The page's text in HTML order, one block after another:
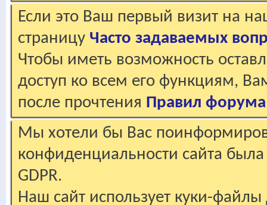
Если это Ваш первый визит на
страницу Часто задаваемых
Чтобы иметь возможность
доступ ко всем его функциям,
после прочтения Правил форума
Мы хотели бы Вас
конфиденциальности сайта
GDPR.
Наш сайт использует куки-файлы